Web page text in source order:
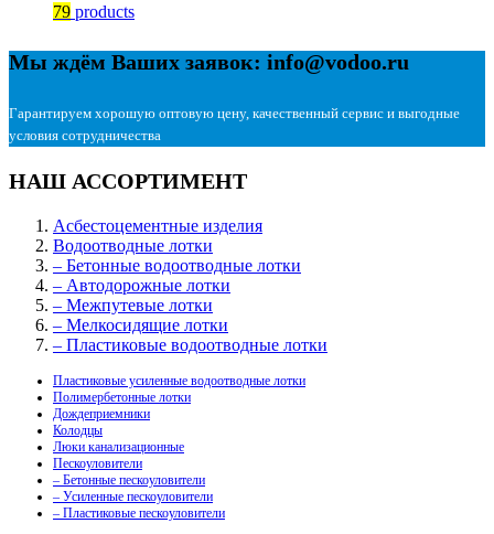
79 products
Мы ждём Ваших заявок: info@vodoo.ru
Гарантируем хорошую оптовую цену, качественный сервис и выгодные
условия сотрудничества
НАШ АССОРТИМЕНТ
Асбестоцементные изделия
Водоотводные лотки
– Бетонные водоотводные лотки
– Автодорожные лотки
– Межпутевые лотки
– Мелкосидящие лотки
– Пластиковые водоотводные лотки
Пластиковые усиленные водоотводные лотки
Полимербетонные лотки
Дождеприемники
Колодцы
Люки канализационные
Пескоуловители
– Бетонные пескоуловители
– Усиленные пескоуловители
– Пластиковые пескоуловители